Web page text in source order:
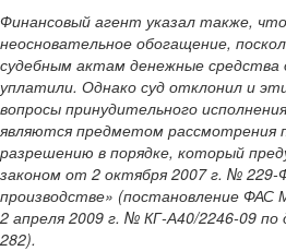
Финансовый агент указал также,
неосновательное обогащение,
судебным актам денежные
уплатили. Однако суд отклонил и
вопросы принудительного
являются предметом рассмотрения
разрешению в порядке, который
законом от 2 октября 2007 г. №
производстве» (постановление ФАС
2 апреля 2009 г. № КГ-А40/2246-09
282).